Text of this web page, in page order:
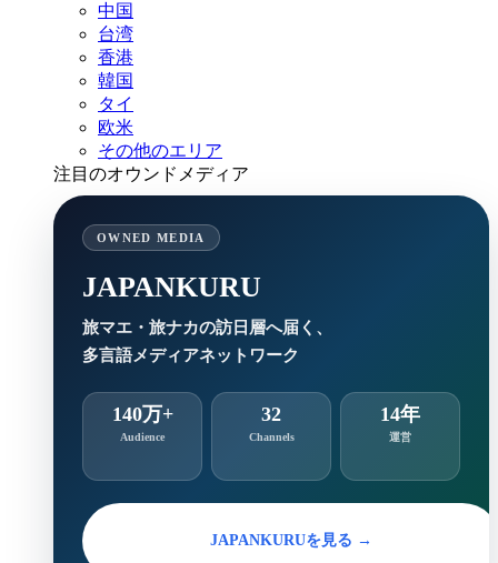
中国
台湾
香港
韓国
タイ
欧米
その他のエリア
注目のオウンドメディア
OWNED MEDIA
JAPANKURU
旅マエ・旅ナカの訪日層へ届く、
多言語メディアネットワーク
140万+
Audience
32
Channels
14年
運営
JAPANKURUを見る →